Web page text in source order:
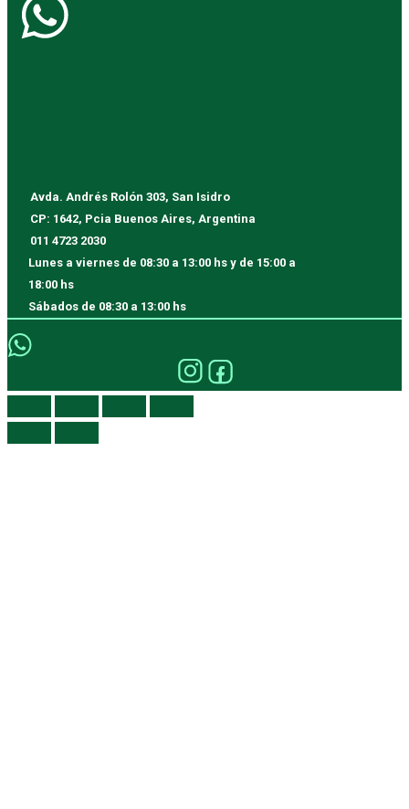
Avda. Andrés Rolón 303, San Isidro
CP: 1642, Pcia Buenos Aires, Argentina
011 4723 2030
Lunes a viernes de 08:30 a 13:00 hs y de 15:00 a
18:00 hs
Sábados de 08:30 a 13:00 hs